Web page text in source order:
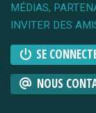
MÉDIAS,
INVITER DES
SE
NOUS